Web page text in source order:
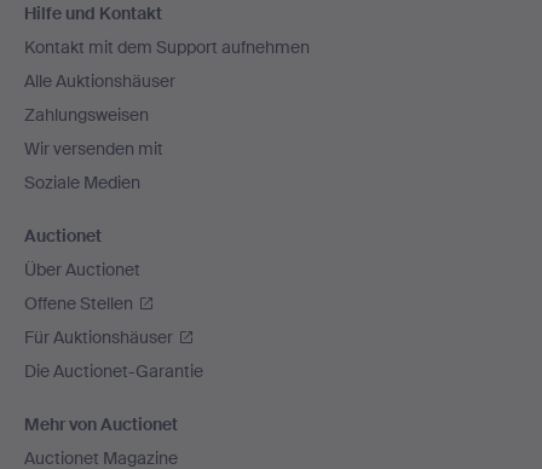
Navigation
Hilfe und Kontakt
Kontakt mit dem Support aufnehmen
Alle Auktionshäuser
Zahlungsweisen
Wir versenden mit
Soziale Medien
Auctionet
Über Auctionet
Offene Stellen
Für Auktionshäuser
Die Auctionet-Garantie
Mehr von Auctionet
Auctionet Magazine